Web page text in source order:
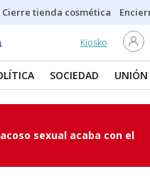
Cierre tienda cosmética
Kiosko
SOCIEDAD UNIÓN
sexual acaba con el